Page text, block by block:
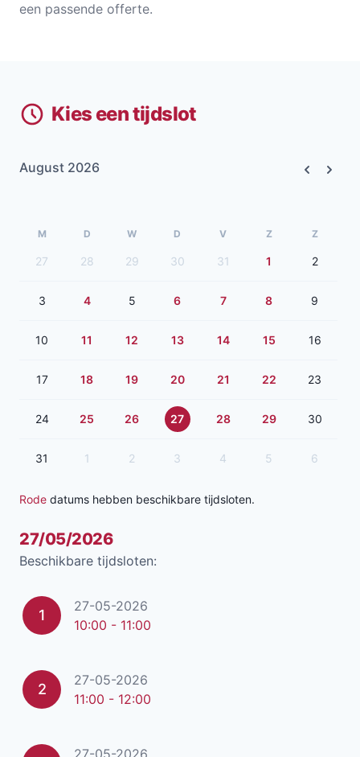
een passende offerte.
Kies een tijdslot
August 2026
M D W D V Z Z
27 28 29 30 31 1 2
3 4 5 6 7 8 9
10 11 12 13 14 15 16
17 18 19 20 21 22 23
24 25 26 27 28 29 30
31 1 2 3 4 5 6
Rode datums hebben beschikbare tijdsloten.
27/05/2026
Beschikbare tijdsloten:
1
27-05-2026
10:00 - 11:00
2
27-05-2026
11:00 - 12:00
27-05-2026